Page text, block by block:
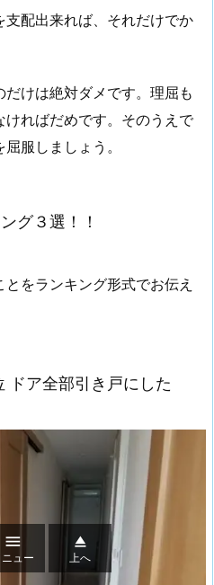
配出来れば、それだけでか
けは絶対ダメです。理屈も
ればだめです。そのうえで
服しましょう。
グ３選！！
をランキング形式でお伝え
ドア全部引き戸にした

ニュー

上へ